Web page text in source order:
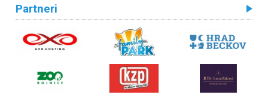
Partneri